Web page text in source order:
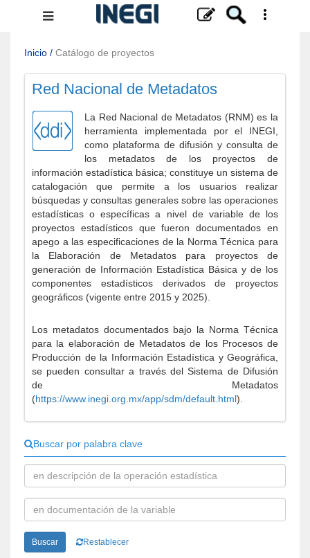
Menú
navegación
Inicio / Catálogo de proyectos
Red Nacional de Metadatos
La Red Nacional de Metadatos (RNM) es la
herramienta implementada por el INEGI,
como plataforma de difusión y consulta de
los metadatos de los proyectos de
información estadística básica; constituye un sistema de
catalogación que permite a los usuarios realizar
búsquedas y consultas generales sobre las operaciones
estadísticas o específicas a nivel de variable de los
proyectos estadísticos que fueron documentados en
apego a las especificaciones de la Norma Técnica para
la Elaboración de Metadatos para proyectos de
generación de Información Estadística Básica y de los
componentes estadísticos derivados de proyectos
geográficos (vigente entre 2015 y 2025).
Los metadatos documentados bajo la Norma Técnica
para la elaboración de Metadatos de los Procesos de
Producción de la Información Estadística y Geográfica,
se pueden consultar a través del Sistema de Difusión
de Metadatos
(https://www.inegi.org.mx/app/sdm/default.html).
Buscar por palabra clave
Buscar Restablecer